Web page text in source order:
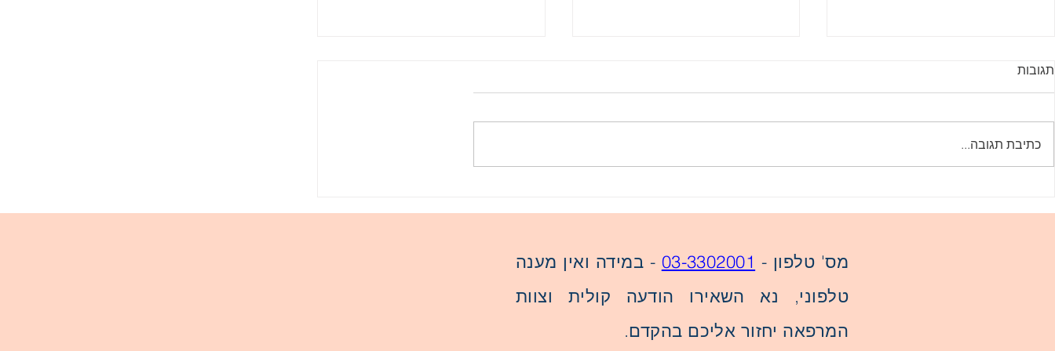
מבחנה
בהפרייה חוץ גופית
תגובות
כתיבת תגובה...
מס' טלפון - 03-3302001 - במידה ואין מענה
טלפוני, נא השאירו הודעה קולית וצוות
המרפאה יחזור אליכם בהקדם.